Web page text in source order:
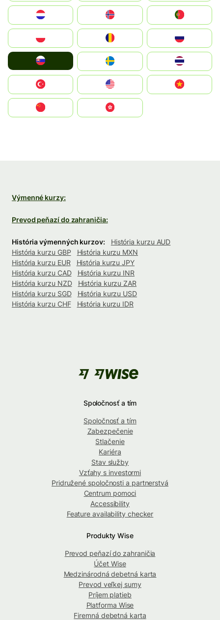
United States
中國香港特別行政區
Výmenné kurzy:
Prevod peňazí do zahraničia:
História výmenných kurzov:
História kurzu AUD
História kurzu GBP
História kurzu MXN
História kurzu EUR
História kurzu JPY
História kurzu CAD
História kurzu INR
História kurzu NZD
História kurzu ZAR
História kurzu SGD
História kurzu USD
História kurzu CHF
História kurzu IDR
Spoločnosť a tím
Spoločnosť a tím
Zabezpečenie
Stlačenie
Kariéra
Stav služby
Vzťahy s investormi
Pridružené spoločnosti a partnerstvá
Centrum pomoci
Accessibility
Feature availability checker
Produkty Wise
Prevod peňazí do zahraničia
Účet Wise
Medzinárodná debetná karta
Prevod veľkej sumy
Príjem platieb
Platforma Wise
Firemná debetná karta